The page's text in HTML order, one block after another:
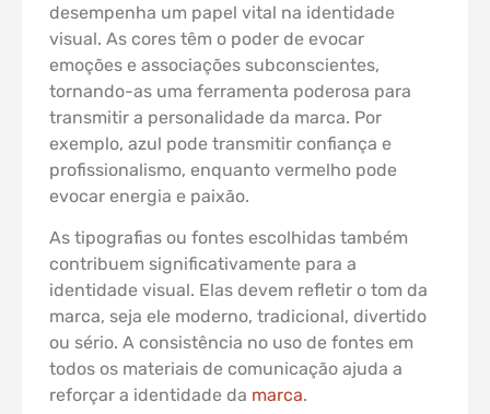
desempenha um papel vital na identidade
visual. As cores têm o poder de evocar
emoções e associações subconscientes,
tornando-as uma ferramenta poderosa para
transmitir a personalidade da marca. Por
exemplo, azul pode transmitir confiança e
profissionalismo, enquanto vermelho pode
evocar energia e paixão.
As tipografias ou fontes escolhidas também
contribuem significativamente para a
identidade visual. Elas devem refletir o tom da
marca, seja ele moderno, tradicional, divertido
ou sério. A consistência no uso de fontes em
todos os materiais de comunicação ajuda a
reforçar a identidade da marca.